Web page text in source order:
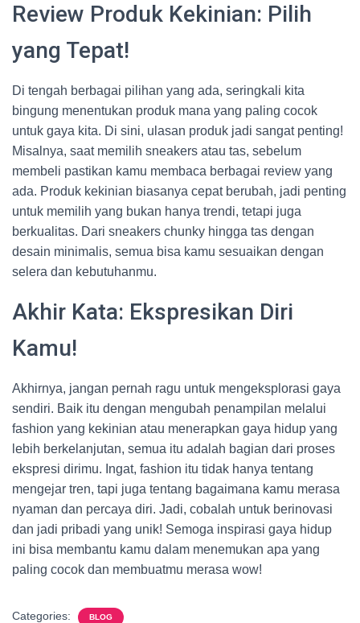
Review Produk Kekinian: Pilih
yang Tepat!
Di tengah berbagai pilihan yang ada, seringkali kita
bingung menentukan produk mana yang paling cocok
untuk gaya kita. Di sini, ulasan produk jadi sangat penting!
Misalnya, saat memilih sneakers atau tas, sebelum
membeli pastikan kamu membaca berbagai review yang
ada. Produk kekinian biasanya cepat berubah, jadi penting
untuk memilih yang bukan hanya trendi, tetapi juga
berkualitas. Dari sneakers chunky hingga tas dengan
desain minimalis, semua bisa kamu sesuaikan dengan
selera dan kebutuhanmu.
Akhir Kata: Ekspresikan Diri
Kamu!
Akhirnya, jangan pernah ragu untuk mengeksplorasi gaya
sendiri. Baik itu dengan mengubah penampilan melalui
fashion yang kekinian atau menerapkan gaya hidup yang
lebih berkelanjutan, semua itu adalah bagian dari proses
ekspresi dirimu. Ingat, fashion itu tidak hanya tentang
mengejar tren, tapi juga tentang bagaimana kamu merasa
nyaman dan percaya diri. Jadi, cobalah untuk berinovasi
dan jadi pribadi yang unik! Semoga inspirasi gaya hidup
ini bisa membantu kamu dalam menemukan apa yang
paling cocok dan membuatmu merasa wow!
Categories: BLOG